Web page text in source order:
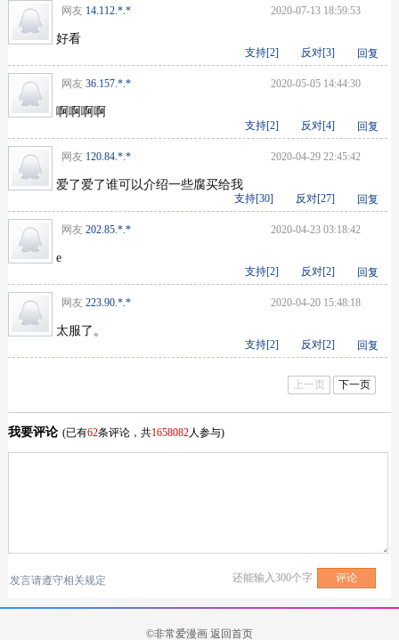
网友 14.112.*.* 2020-07-13 18:59:53
好看
回复
反对[3]
支持[2]
网友 36.157.*.* 2020-05-05 14:44:30
啊啊啊啊
回复
反对[4]
支持[2]
网友 120.84.*.* 2020-04-29 22:45:42
爱了爱了谁可以介绍一些腐买给我
回复
反对[27]
支持[30]
网友 202.85.*.* 2020-04-23 03:18:42
e
回复
反对[2]
支持[2]
网友 223.90.*.* 2020-04-20 15:48:18
太服了。
回复
反对[2]
支持[2]
下一页
上一页
我要评论 (已有62条评论，共1658082人参与)
发言请遵守相关规定 还能输入300个字
©非常爱漫画 返回首页